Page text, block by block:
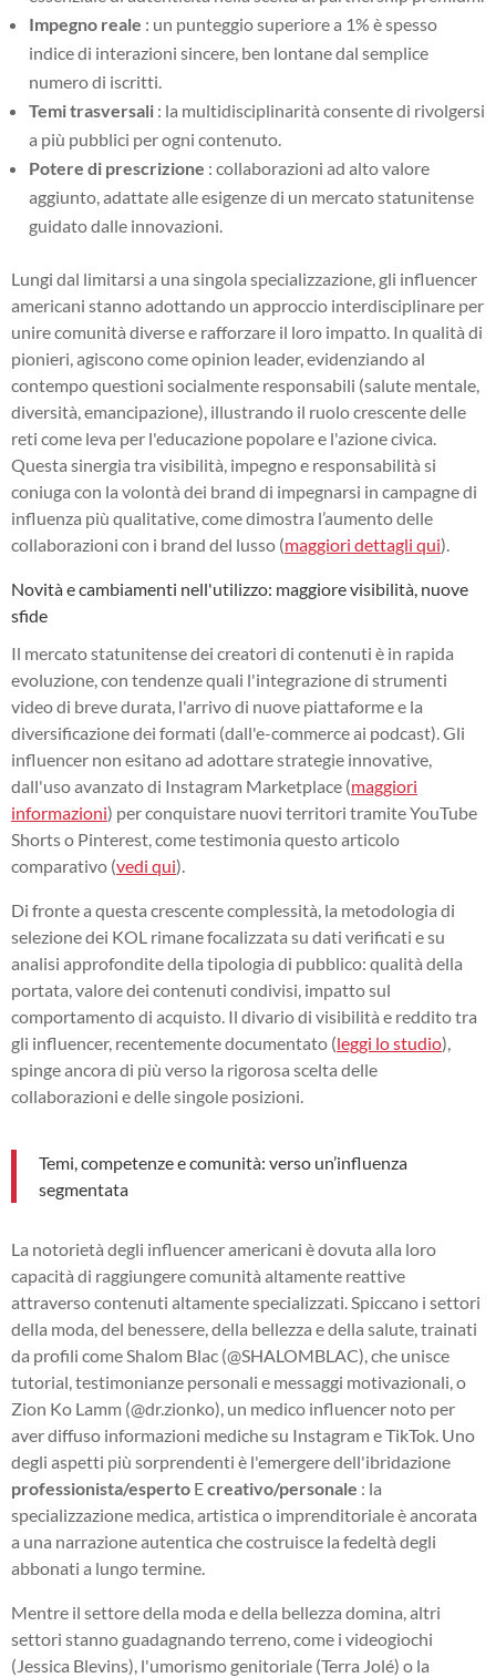
Impegno reale : un punteggio superiore a 1% è spesso
indice di interazioni sincere, ben lontane dal semplice
numero di iscritti.
Temi trasversali : la multidisciplinarità consente di rivolgersi
a più pubblici per ogni contenuto.
Potere di prescrizione : collaborazioni ad alto valore
aggiunto, adattate alle esigenze di un mercato statunitense
guidato dalle innovazioni.
Lungi dal limitarsi a una singola specializzazione, gli influencer
americani stanno adottando un approccio interdisciplinare per
unire comunità diverse e rafforzare il loro impatto. In qualità di
pionieri, agiscono come opinion leader, evidenziando al
contempo questioni socialmente responsabili (salute mentale,
diversità, emancipazione), illustrando il ruolo crescente delle
reti come leva per l'educazione popolare e l'azione civica.
Questa sinergia tra visibilità, impegno e responsabilità si
coniuga con la volontà dei brand di impegnarsi in campagne di
influenza più qualitative, come dimostra l’aumento delle
collaborazioni con i brand del lusso (maggiori dettagli qui).
Novità e cambiamenti nell'utilizzo: maggiore visibilità, nuove
sfide
Il mercato statunitense dei creatori di contenuti è in rapida
evoluzione, con tendenze quali l'integrazione di strumenti
video di breve durata, l'arrivo di nuove piattaforme e la
diversificazione dei formati (dall'e-commerce ai podcast). Gli
influencer non esitano ad adottare strategie innovative,
dall'uso avanzato di Instagram Marketplace (maggiori
informazioni) per conquistare nuovi territori tramite YouTube
Shorts o Pinterest, come testimonia questo articolo
comparativo (vedi qui).
Di fronte a questa crescente complessità, la metodologia di
selezione dei KOL rimane focalizzata su dati verificati e su
analisi approfondite della tipologia di pubblico: qualità della
portata, valore dei contenuti condivisi, impatto sul
comportamento di acquisto. Il divario di visibilità e reddito tra
gli influencer, recentemente documentato (leggi lo studio),
spinge ancora di più verso la rigorosa scelta delle
collaborazioni e delle singole posizioni.
Temi, competenze e comunità: verso un’influenza
segmentata
La notorietà degli influencer americani è dovuta alla loro
capacità di raggiungere comunità altamente reattive
attraverso contenuti altamente specializzati. Spiccano i settori
della moda, del benessere, della bellezza e della salute, trainati
da profili come Shalom Blac (@SHALOMBLAC), che unisce
tutorial, testimonianze personali e messaggi motivazionali, o
Zion Ko Lamm (@dr.zionko), un medico influencer noto per
aver diffuso informazioni mediche su Instagram e TikTok. Uno
degli aspetti più sorprendenti è l'emergere dell'ibridazione
professionista/esperto Ecreativo/personale : la
specializzazione medica, artistica o imprenditoriale è ancorata
a una narrazione autentica che costruisce la fedeltà degli
abbonati a lungo termine.
Mentre il settore della moda e della bellezza domina, altri
settori stanno guadagnando terreno, come i videogiochi
(Jessica Blevins), l'umorismo genitoriale (Terra Jolé) o la